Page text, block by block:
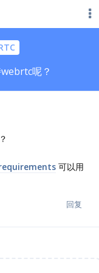
呢？
可以用
回复